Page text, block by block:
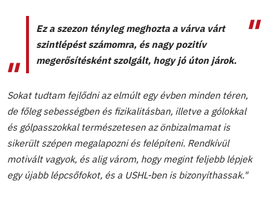
Ez a szezon tényleg meghozta a várva várt
szintlépést számomra, és nagy pozitív
megerősítésként szolgált, hogy jó úton járok.
Sokat tudtam fejlődni az elmúlt egy évben minden téren,
de főleg sebességben és fizikalitásban, illetve a gólokkal
és gólpasszokkal természetesen az önbizalmamat is
sikerült szépen megalapozni és felépíteni. Rendkívül
motivált vagyok, és alig várom, hogy megint feljebb lépjek
egy újabb lépcsőfokot, és a USHL-ben is bizonyíthassak."